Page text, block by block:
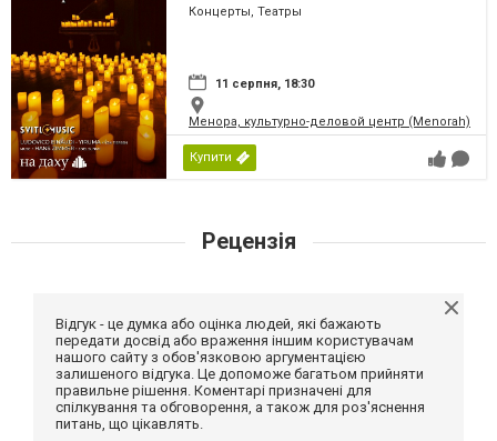
Концерты, Театры
11 серпня, 18:30
Менора, культурно-деловой центр (Menorah)
Купити
Рецензія
Відгук - це думка або оцінка людей, які бажають
передати досвід або враження іншим користувачам
нашого сайту з обов'язковою аргументацією
залишеного відгука. Це допоможе багатьом прийняти
правильне рішення. Коментарі призначені для
спілкування та обговорення, а також для роз'яснення
питань, що цікавлять.